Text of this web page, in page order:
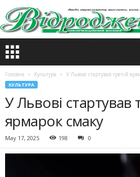
Головна Культура У Львові стартував третій
КУЛЬТУРА
У Львові стартував
ярмарок смаку
May 17, 2025 198 0